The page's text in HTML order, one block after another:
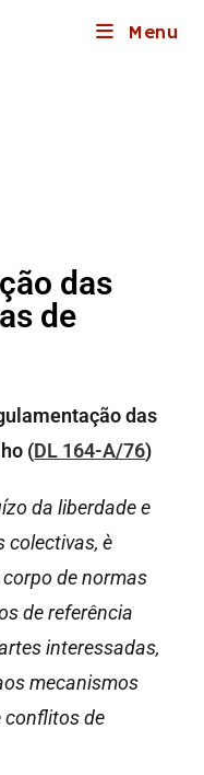
Menu
das
de
das
(DL 164-A/76)
da liberdade e
colectivas, è
de normas
de referência
interessadas,
mecanismos
conflitos de